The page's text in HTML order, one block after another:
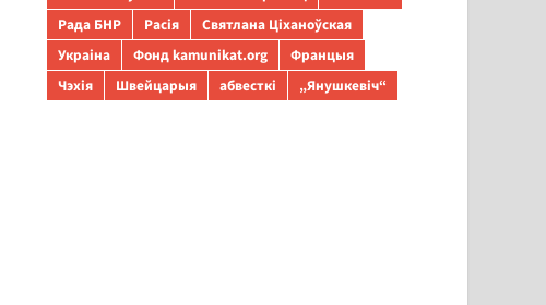
Рада БНР
Расія
Святлана Ціханоўская
Украіна
Фонд kamunikat.org
Францыя
Чэхія
Швейцарыя абвесткі „Янушкевіч“